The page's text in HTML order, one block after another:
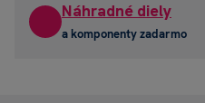
Náhradné diely
a komponenty zadarmo